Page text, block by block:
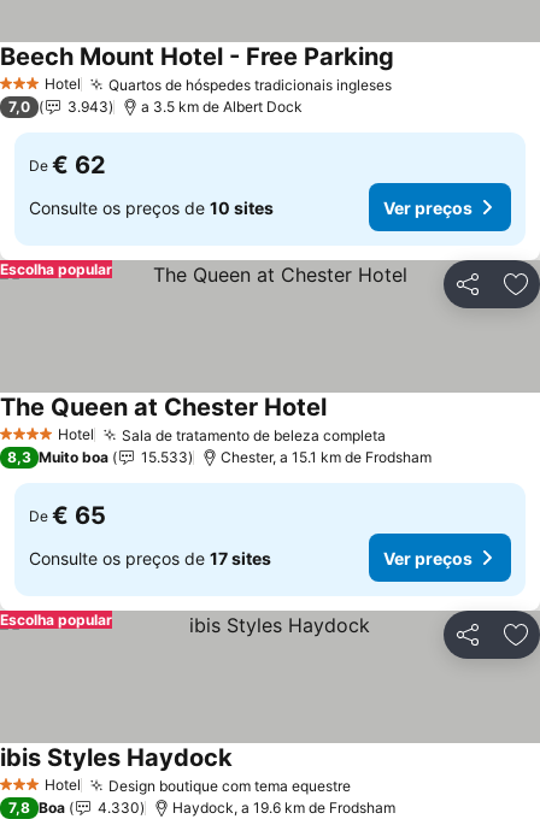
3 EstrelasHotel Quartos de hóspedes tradicionais inglesesVer preços
Beech Mount Hotel - Free Parking
7,0 3.943 a 3.5 km de Albert Dock
De € 62
Consulte os preços de 10 sites Ver preços
Partilhar
Escolha popular
4 EstrelasHotel Sala de tratamento de beleza completa
The Queen at Chester HotelVer preços
8,3 Muito boa 15.533 Chester, a 15.1 km de Frodsham
De € 65
Consulte os preços de 17 sites Ver preços
Partilhar
Escolha popular
3 EstrelasHotel Design boutique com tema equestreVer preços
ibis Styles HaydockVer preços
7,8 Boa 4.330 Haydock, a 19.6 km de Frodsham